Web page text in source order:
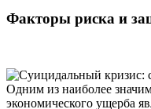
Факторы риска и
Одним из наиболее
экономического ущерба